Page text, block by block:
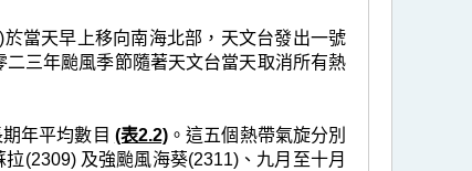
當天早上移向南海北部，天文台發出一號
三年颱風季節隨著天文台當天取消所有熱
年平均數目 (表2.2)。這五個熱帶氣旋分別
(2309) 及強颱風海葵(2311)、九月至十月